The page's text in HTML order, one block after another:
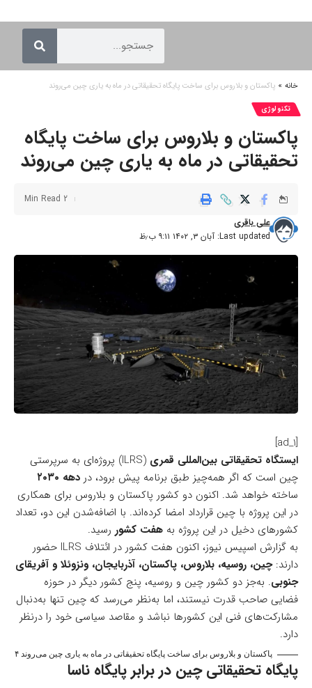
خانه » پاکستان و بلاروس برای ساخت پایگاه تحقیقاتی در ماه به یاری چین می‌روند
تکنولوژی
پاکستان و بلاروس برای ساخت پایگاه
تحقیقاتی در ماه به یاری چین می‌روند
Last updated: آبان ۳, ۱۴۰۲ ۹:۱۱ ب٫ظ
علی باقری
2 Min Read
[ad_1]
ایستگاه تحقیقاتی بین‌المللی قمری
(ILRS) پروژه‌ای به سرپرستی
چین است که اگر همه‌چیز طبق برنامه پیش برود، در دهه ۲۰۳۰
ساخته خواهد شد. اکنون دو کشور پاکستان و بلاروس برای همکاری
در این پروژه با چین قرارداد امضا کرده‌اند. با اضافه‌شدن این دو، تعداد
کشورهای دخیل در این پروژه به هفت کشور رسید.
به گزارش اسپیس نیوز
، اکنون هفت کشور در ائتلاف ILRS حضور
دارند:چین، روسیه، بلاروس، پاکستان، آذربایجان، ونزوئلا و آفریقای
جنوبی. به‌جز دو کشور چین و روسیه، پنج کشور دیگر در حوزه
فضایی صاحب قدرت نیستند، اما به‌نظر می‌رسد که چین تنها به‌دنبال
مشارکت‌های فنی این کشورها نباشد و مقاصد سیاسی خود را درنظر
دارد.
پاکستان و بلاروس برای ساخت پایگاه تحقیقاتی در ماه به یاری چین می‌روند ۴
پایگاه تحقیقاتی چین در برابر پایگاه ناسا